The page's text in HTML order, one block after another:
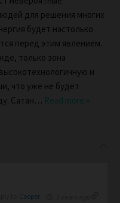
для решения многих
будет настолько
перед этим явлением.
только зона
и
что уже не будет
Сатан… Read more »
Cooper